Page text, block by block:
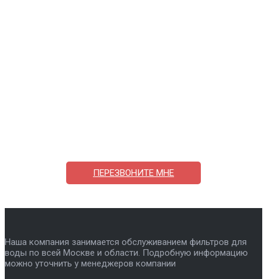
ПЕРЕЗВОНИТЕ МНЕ
Наша компания занимается обслуживанием фильтров для
воды по всей Москве и области. Подробную информацию
можно уточнить у менеджеров компании